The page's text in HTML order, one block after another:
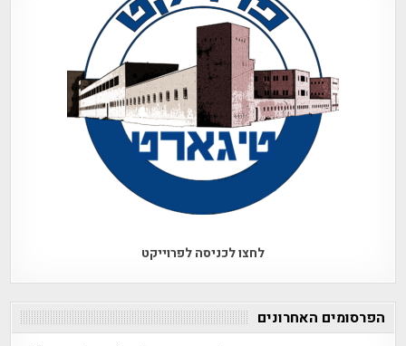
לחצו לכניסה לפרוייקט
הפרסומים האחרונים